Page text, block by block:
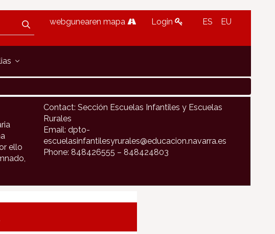
webgunearen mapa Login ES EU
ello
Contact: Sección Escuelas Infantiles y Escuelas
Rurales
Email: dpto-
escuelasinfantilesyrurales@educacion.navarra.es
Phone: 848426555 – 848424803